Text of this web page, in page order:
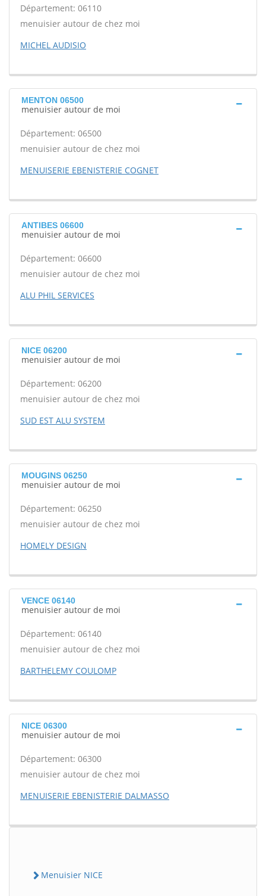
Département: 06110
menuisier autour de chez moi
MICHEL AUDISIO
MENTON 06500
menuisier autour de moi
Département: 06500
menuisier autour de chez moi
MENUISERIE EBENISTERIE COGNET
ANTIBES 06600
menuisier autour de moi
Département: 06600
menuisier autour de chez moi
ALU PHIL SERVICES
NICE 06200
menuisier autour de moi
Département: 06200
menuisier autour de chez moi
SUD EST ALU SYSTEM
MOUGINS 06250
menuisier autour de moi
Département: 06250
menuisier autour de chez moi
HOMELY DESIGN
VENCE 06140
menuisier autour de moi
Département: 06140
menuisier autour de chez moi
BARTHELEMY COULOMP
NICE 06300
menuisier autour de moi
Département: 06300
menuisier autour de chez moi
MENUISERIE EBENISTERIE DALMASSO
Menuisier NICE